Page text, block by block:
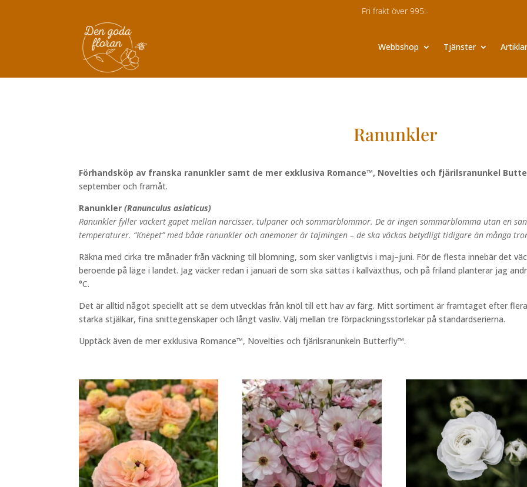
Fri frakt från 995:-
Webbshop Tjänster Artiklar
Ranunkler
Förhandsköp av franska ranunkler samt de mer exklusiva Romance™, Novelties och fjärilsranunkel
september och framåt.
Ranunkler (Ranunculus asiaticus)
Ranunkler fyller vackert gapet mellan narcisser, tulpaner och sommarblommor. De är ingen sommarblomma utan en
temperaturer. “Knepet” med både ranunkler och anemoner är tajmingen – de ska väckas betydligt tidigare än många
Räkna med cirka tre månader från väckning till blomning, som sker vanligtvis i maj–juni. För de flesta innebär det
beroende på läge i landet. Jag väcker redan i januari de som ska sättas i kallväxthus, och på friland planterar jag
°C.
Det är alltid något speciellt att se dem utvecklas från knöl till ett hav av färg. Mitt sortiment är framtaget efter
starka stjälkar, fina snittegenskaper och långt vasliv. Välj mellan tre förpackningsstorlekar på standardserierna.
Upptäck även de mer exklusiva Romance™, Novelties och fjärilsranunkeln Butterfly™.
Fri frakt över 995:-